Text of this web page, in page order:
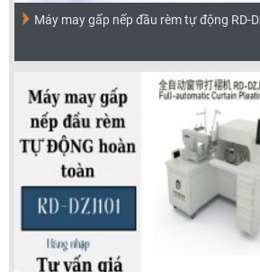
Máy may gấp nếp đầu rèm tự động RD-